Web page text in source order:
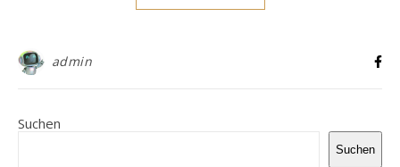
admin
Suchen
Suchen